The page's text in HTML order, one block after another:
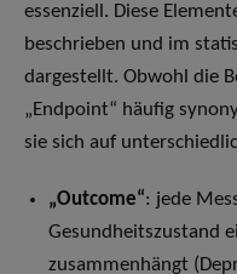
essenziell. Diese
beschrieben und im
dargestellt. Obwohl die
„Endpoint“ häufig
sie sich auf
„Outcome“: jede
Gesundheitszustand
zusammenhängt